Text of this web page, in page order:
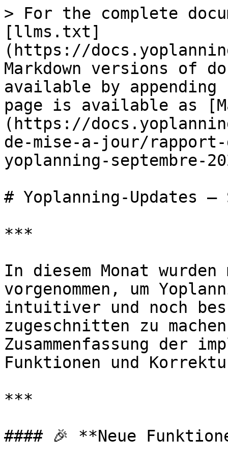
> For the complete
[llms.txt]
(https://
Markdown versions of
available by
page is available as
(https://
de-mise-a-jour/
yoplanning-septembre-
# Yoplanning-Updates –
***
In diesem Monat wurden
vorgenommen, um
intuitiver und noch
zugeschnitten zu
Zusammenfassung der
Funktionen und
***
#### 🎉 **Neue